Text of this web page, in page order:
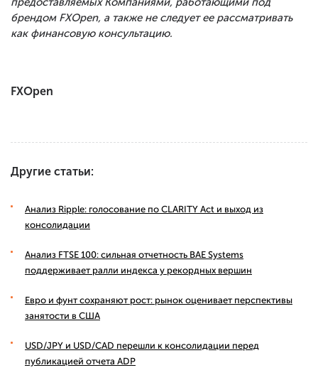
брендом FXOpen, а также не следует ее рассматривать
как финансовую консультацию.
FXOpen
Другие статьи:
Анализ Ripple: голосование по CLARITY Act и выход из
консолидации
Анализ FTSE 100: сильная отчетность BAE Systems
поддерживает ралли индекса у рекордных вершин
Евро и фунт сохраняют рост: рынок оценивает перспективы
занятости в США
USD/JPY и USD/CAD перешли к консолидации перед
публикацией отчета ADP